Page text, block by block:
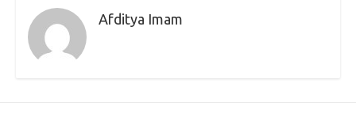
Afditya Imam